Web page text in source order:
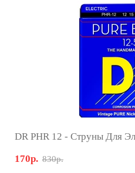
DR PHR 12 - Струны Для
170р. 830р.